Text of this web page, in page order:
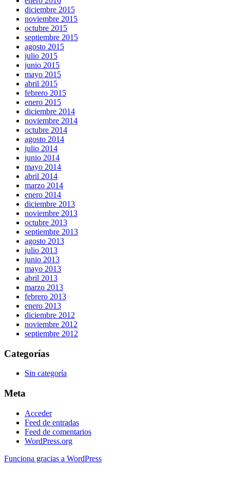
diciembre 2015
noviembre 2015
octubre 2015
septiembre 2015
agosto 2015
julio 2015
junio 2015
mayo 2015
abril 2015
febrero 2015
enero 2015
diciembre 2014
noviembre 2014
octubre 2014
agosto 2014
julio 2014
junio 2014
mayo 2014
abril 2014
marzo 2014
enero 2014
diciembre 2013
noviembre 2013
octubre 2013
septiembre 2013
agosto 2013
julio 2013
junio 2013
mayo 2013
abril 2013
marzo 2013
febrero 2013
enero 2013
diciembre 2012
noviembre 2012
septiembre 2012
Categorías
Sin categoría
Meta
Acceder
Feed de entradas
Feed de comentarios
WordPress.org
Funciona gracias a WordPress